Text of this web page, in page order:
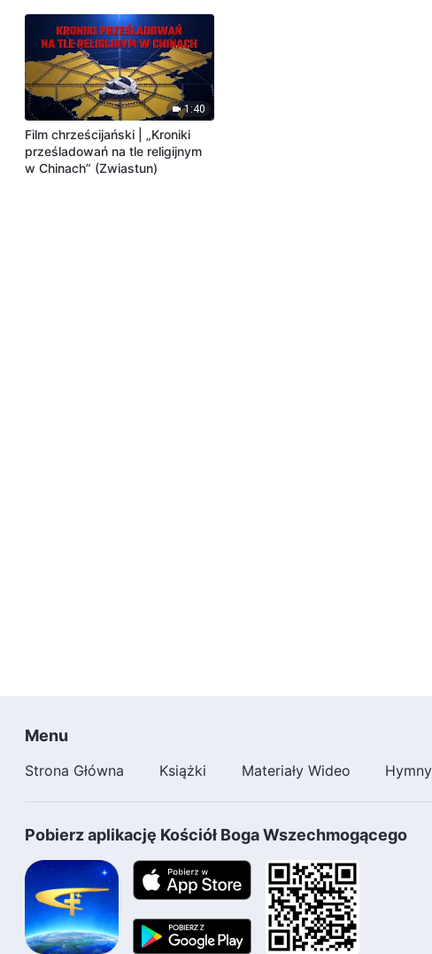
1:40
Film chrześcijański | „Kroniki
prześladowań na tle religijnym
w Chinach” (Zwiastun)
Menu
Strona Główna Książki Materiały Wideo Hymny
Pobierz aplikację Kościół Boga Wszechmogącego